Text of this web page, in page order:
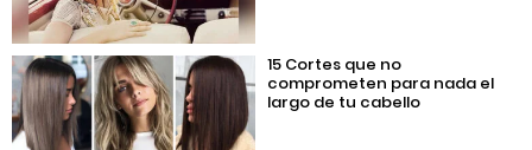
15 Cortes que no
comprometen para nada el
largo de tu cabello